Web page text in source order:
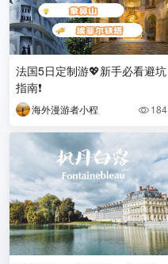
法国5日定制游💖新手必看避坑
指南❗️
海外漫游者小程  184